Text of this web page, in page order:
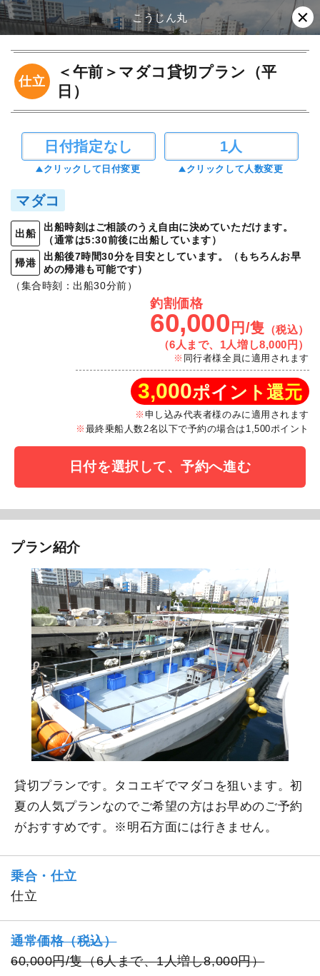
こうじん丸
仕立
＜午前＞マダコ貸切プラン（平
日）
日付指定なし
クリックして日付変更
1人
クリックして人数変更
マダコ
出船
出船時刻はご相談のうえ自由に決めていただけます。
（通常は5:30前後に出船しています）
帰港
出船後7時間30分を目安としています。（もちろんお早
めの帰港も可能です）
（集合時刻：出船30分前）
釣割価格
60,000 円/隻
（税込）
（6人まで、1人増し8,000円）
同行者様全員に適用されます
3,000ポイント還元
申し込み代表者様のみに適用されます
最終乗船人数2名以下で予約の場合は1,500ポイント
日付を選択して、予約へ進む
プラン紹介
貸切プランです。タコエギでマダコを狙います。初
夏の人気プランなのでご希望の方はお早めのご予約
がおすすめです。※明石方面には行きません。
乗合・仕立
仕立
通常価格（税込）
60,000円/隻（6人まで、1人増し8,000円）